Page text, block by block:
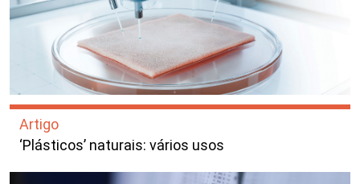
Artigo
‘Plásticos’ naturais: vários usos